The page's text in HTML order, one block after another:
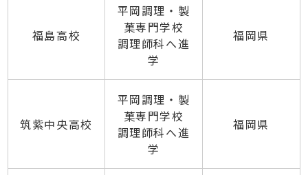
福島高校
平岡調理・製
菓専門学校
調理師科へ進
学
福岡県
筑紫中央高校
平岡調理・製
菓専門学校
調理師科へ進
学
福岡県